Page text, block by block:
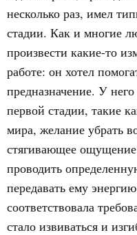
несколько раз, имел
стадии. Как и многие
произвести какие-то
работе: он хотел
предназначение. У
первой стадии, такие
мира, желание убрать
стягивающее
проводить
передавать ему
соответствовала
стало извиваться и